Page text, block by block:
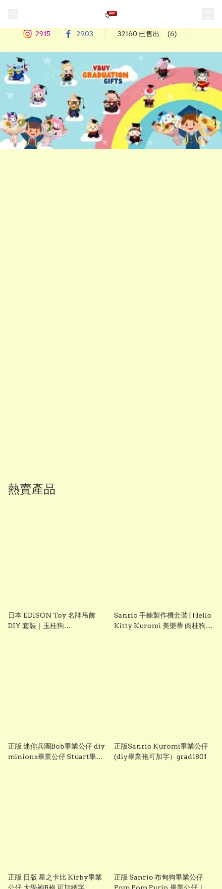
2915 2903 32160 已售出 (6)
熱賣產品
日本 EDISON Toy 名牌吊飾
DIY 套裝｜玉桂狗
Sanrio 手鍊製作機套裝 | Hello
Kitty Kuromi 美樂蒂 肉桂狗
正版 迷你兵團Bob畢業公仔 diy
minions畢業公仔 Stuart畢業
正版Sanrio Kuromi畢業公仔
(diy畢業袍可加字）grad1801
正版 日版 星之卡比 Kirby畢業
正版 Sanrio 布甸狗畢業公仔